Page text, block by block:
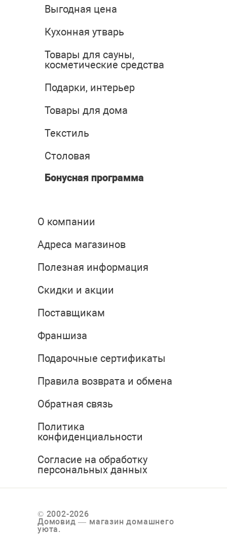
Выгодная цена
Кухонная утварь
Товары для сауны,
косметические средства
Подарки, интерьер
Товары для дома
Текстиль
Столовая
Бонусная программа
О компании
Адреса магазинов
Полезная информация
Скидки и акции
Поставщикам
Франшиза
Подарочные сертификаты
Правила возврата и обмена
Обратная связь
Политика
конфиденциальности
Согласие на обработку
персональных данных
© 2002-2026
Домовид — магазин домашнего
уюта.